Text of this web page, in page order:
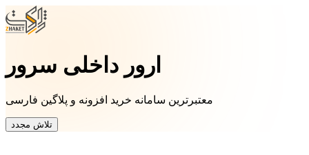
ارور داخلی سرور
معتبرترین سامانه خرید افزونه و پلاگین فارسی
تلاش مجدد